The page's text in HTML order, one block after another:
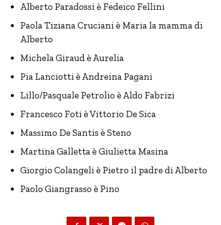
Alberto Paradossi è Fedeico Fellini
Paola Tiziana Cruciani è Maria la mamma di
Alberto
Michela Giraud è Aurelia
Pia Lanciotti è Andreina Pagani
Lillo/Pasquale Petrolio è Aldo Fabrizi
Francesco Foti è Vittorio De Sica
Massimo De Santis è Steno
Martina Galletta è Giulietta Masina
Giorgio Colangeli è Pietro il padre di Alberto
Paolo Giangrasso è Pino